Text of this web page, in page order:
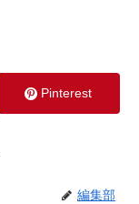
Pinterest
編集部